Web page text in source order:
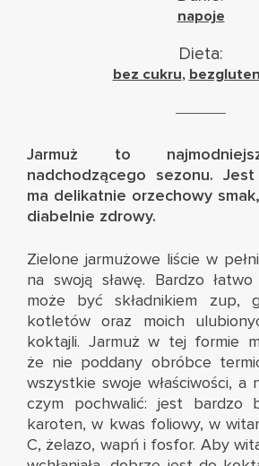
napoje
Dieta:
bez cukru,
Jarmuż to
nadchodzącego sezonu.
ma delikatnie orzechowy
diabelnie zdrowy.
Zielone jarmużowe liście w
na swoją sławę. Bardzo
może być składnikiem zup,
kotletów oraz moich
koktajli. Jarmuż w tej formie
że nie poddany obróbce
wszystkie swoje właściwości, a
czym pochwalić: jest bardzo
karoten, w kwas foliowy, w
C, żelazo, wapń i fosfor. Aby